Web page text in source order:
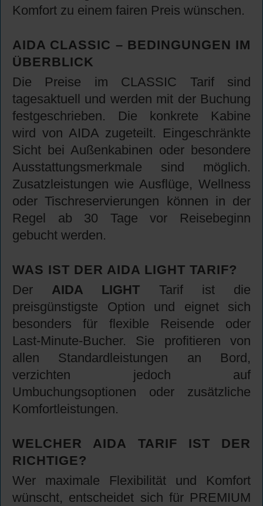
Komfort zu einem fairen Preis wünschen.
AIDA CLASSIC – BEDINGUNGEN IM
ÜBERBLICK
Die Preise im CLASSIC Tarif sind
tagesaktuell und werden mit der Buchung
festgeschrieben. Die konkrete Kabine
wird von AIDA zugeteilt. Eingeschränkte
Sicht bei Außenkabinen oder besondere
Ausstattungsmerkmale sind möglich.
Zusatzleistungen wie Ausflüge, Wellness
oder Tischreservierungen können in der
Regel ab 30 Tage vor Reisebeginn
gebucht werden.
WAS IST DER AIDA LIGHT TARIF?
Der AIDA LIGHT Tarif ist die
preisgünstigste Option und eignet sich
besonders für flexible Reisende oder
Last-Minute-Bucher. Sie profitieren von
allen Standardleistungen an Bord,
verzichten jedoch auf
Umbuchungsoptionen oder zusätzliche
Komfortleistungen.
WELCHER AIDA TARIF IST DER
RICHTIGE?
Wer maximale Flexibilität und Komfort
wünscht, entscheidet sich für PREMIUM